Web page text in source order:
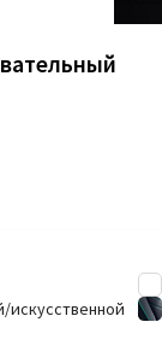
искусственной